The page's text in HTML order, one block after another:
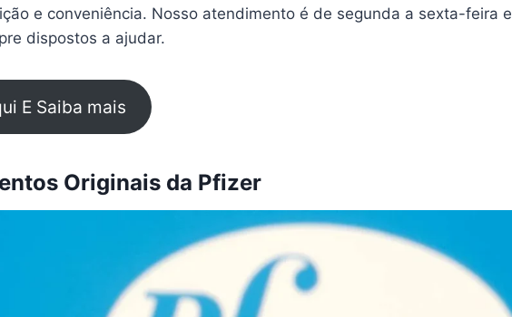
e conveniência. Nosso atendimento é de segunda a sexta-feira e
dispostos a ajudar.
E Saiba mais
Originais da Pfizer